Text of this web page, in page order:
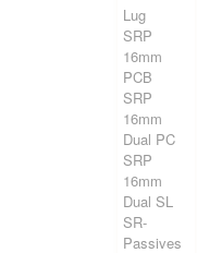
Lug
SRP
16mm
PCB
SRP
16mm
Dual PC
SRP
16mm
Dual SL
SR-
Passives